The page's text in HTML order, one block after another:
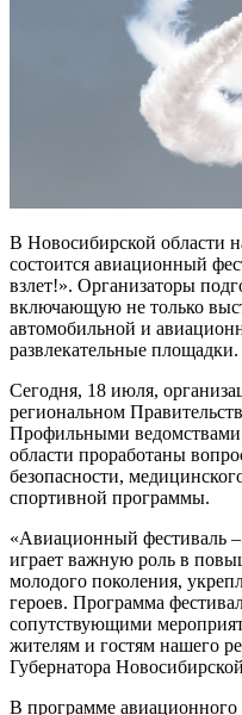
В Новосибирской области
состоится авиационный
взлет!». Организаторы
включающую не только
автомобильной и
развлекательные площадки.
Сегодня, 18 июля,
региональном
Профильными ведомствами
области проработаны
безопасности,
спортивной программы.
«Авиационный фестиваль
играет важную роль в
молодого поколения,
героев. Программа
сопутствующими
жителям и гостям нашего
Губернатора
В программе авиационного